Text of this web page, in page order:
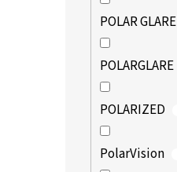
POLAR GLARE
POLARGLARE
POLARIZED
PolarVision